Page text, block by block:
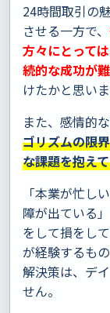
24時間取引の
させる一方で、
方々にとって
続的な成功が
けたかと思いま
また、感情的
ゴリズムの限
な課題を抱え
「本業が忙し
障が出ている
をして損をし
が経験するも
解決策は、デ
せん。